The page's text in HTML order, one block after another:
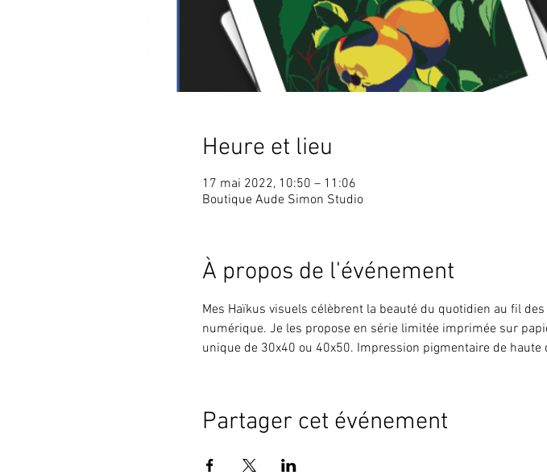
Heure et lieu
17 mai 2022, 10:50 – 11:06
Boutique Aude Simon Studio
À propos de l'événement
Mes Haïkus visuels célèbrent la beauté du quotidien au fil
numérique. Je les propose en série limitée imprimée sur
unique de 30x40 ou 40x50. Impression pigmentaire de haute
Partager cet événement